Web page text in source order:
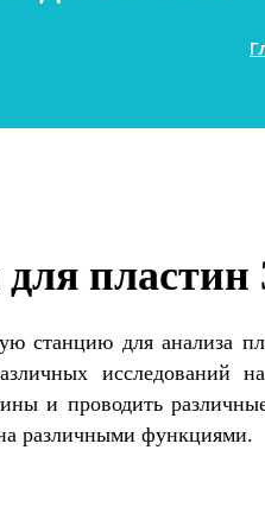
для
станцию для анализа
и проводить
различными функциями.